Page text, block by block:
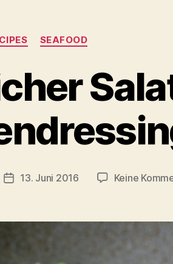
Kategorien
SEAFOOD
Veröffentlichungsdatum
13. Juni 2016 Keine